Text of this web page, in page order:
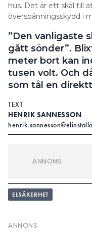
hus. Det är ett skäl till
överspänningsskydd i
”Den vanligaste
gått sönder”.
meter bort kan
tusen volt. Och
som tål en
TEXT
HENRIK SANNESSON
1. SÅ KOMMER
2. VILKET SKA
ELSÄKERHET